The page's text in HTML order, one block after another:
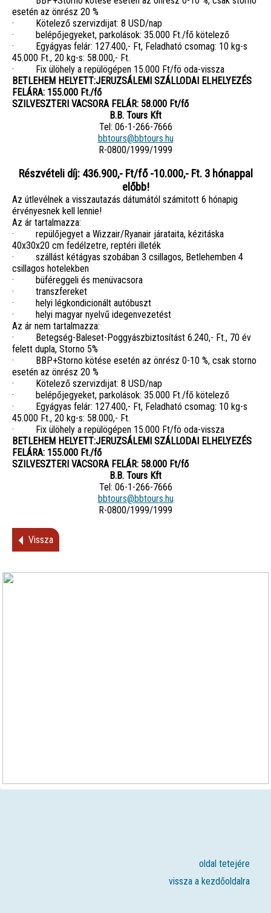
esetén az önrész 20 %
· Kötelező szervizdijat: 8 USD/nap
· belépőjegyeket, parkolások: 35.000 Ft./fő kötelező
· Egyágyas felár: 127.400,- Ft, Feladható csomag: 10 kg-s
45.000 Ft., 20 kg-s: 58.000,- Ft.
· Fix ülöhely a repülögépen 15.000 Ft/fö oda-vissza
BETLEHEM HELYETT:JERUZSÁLEMI SZÁLLODAI ELHELYEZÉS
FELÁRA: 155.000 Ft./fő
SZILVESZTERI VACSORA FELÁR: 58.000 Ft/fő
B.B. Tours Kft
Tel: 06-1-266-7666
bbtours@bbtours.hu
R-0800/1999/1999
Részvételi díj: 436.900,- Ft/fő -10.000,- Ft. 3 hónappal
előbb!
Az útlevélnek a visszautazás dátumától számitott 6 hónapig
érvényesnek kell lennie!
Az ár tartalmazza:
· repülőjegyet a Wizzair/Ryanair járataita, kézitáska
40x30x20 cm fedélzetre, reptéri illeték
· szállást kétágyas szobában 3 csillagos, Betlehemben 4
csillagos hotelekben
· büféreggeli és menüvacsora
· transzfereket
· helyi légkondicionált autóbuszt
· helyi magyar nyelvű idegenvezetést
Az ár nem tartalmazza:
· Betegség-Baleset-Poggyászbiztosítást 6.240,- Ft., 70 év
felett dupla, Storno 5%
· BBP+Storno kötése esetén az önrész 0-10 %, csak storno
esetén az önrész 20 %
· Kötelező szervizdijat: 8 USD/nap
· belépőjegyeket, parkolások: 35.000 Ft./fő kötelező
· Egyágyas felár: 127.400,- Ft, Feladható csomag: 10 kg-s
45.000 Ft., 20 kg-s: 58.000,- Ft.
· Fix ülöhely a repülögépen 15.000 Ft/fö oda-vissza
BETLEHEM HELYETT:JERUZSÁLEMI SZÁLLODAI ELHELYEZÉS
FELÁRA: 155.000 Ft./fő
SZILVESZTERI VACSORA FELÁR: 58.000 Ft/fő
B.B. Tours Kft
Tel: 06-1-266-7666
bbtours@bbtours.hu
R-0800/1999/1999
Vissza
oldal tetejére
vissza a kezdőoldalra